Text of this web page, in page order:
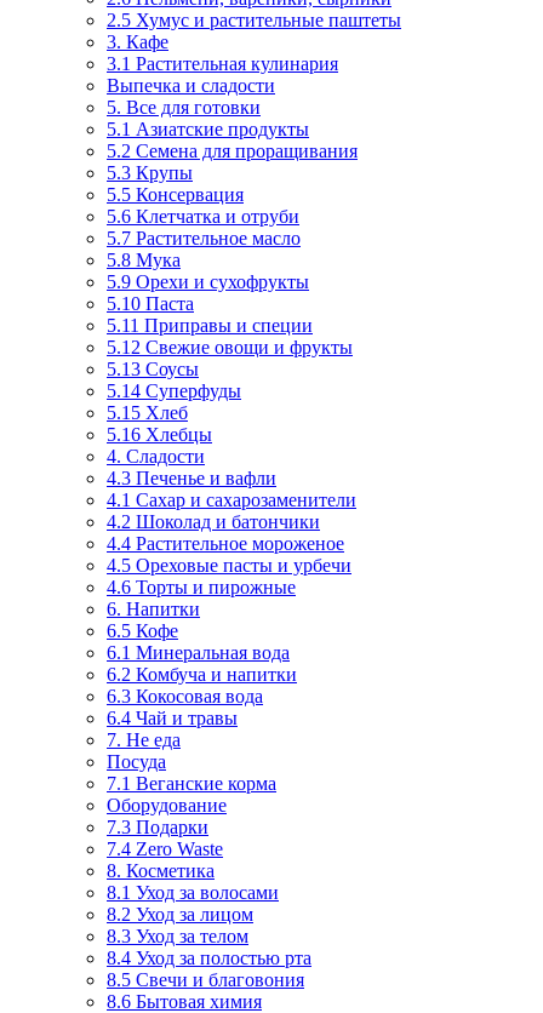
2.5 Хумус и растительные паштеты
3. Кафе
3.1 Растительная кулинария
Выпечка и сладости
5. Все для готовки
5.1 Азиатские продукты
5.2 Семена для проращивания
5.3 Крупы
5.5 Консервация
5.6 Клетчатка и отруби
5.7 Растительное масло
5.8 Мука
5.9 Орехи и сухофрукты
5.10 Паста
5.11 Приправы и специи
5.12 Свежие овощи и фрукты
5.13 Соусы
5.14 Суперфуды
5.15 Хлеб
5.16 Хлебцы
4. Сладости
4.3 Печенье и вафли
4.1 Сахар и сахарозаменители
4.2 Шоколад и батончики
4.4 Растительное мороженое
4.5 Ореховые пасты и урбечи
4.6 Торты и пирожные
6. Напитки
6.5 Кофе
6.1 Минеральная вода
6.2 Комбуча и напитки
6.3 Кокосовая вода
6.4 Чай и травы
7. Не еда
Посуда
7.1 Веганские корма
Оборудование
7.3 Подарки
7.4 Zero Waste
8. Косметика
8.1 Уход за волосами
8.2 Уход за лицом
8.3 Уход за телом
8.4 Уход за полостью рта
8.5 Свечи и благовония
8.6 Бытовая химия